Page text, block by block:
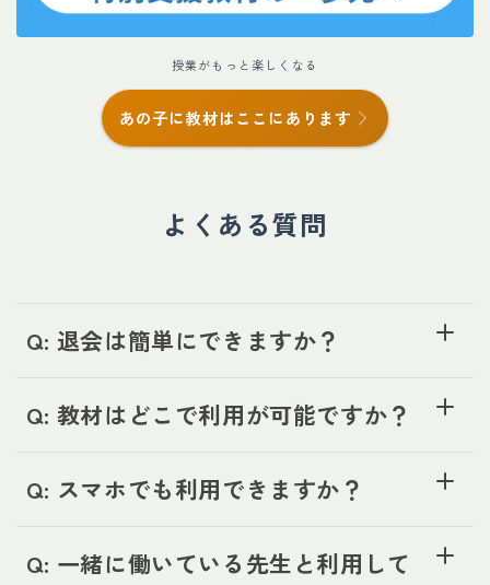
授業がもっと楽しくなる
あの子に教材はここにあります
よくある質問
Q: 退会は簡単にできますか？
Q: 教材はどこで利用が可能ですか？
Q: スマホでも利用できますか？
Q: 一緒に働いている先生と利用して